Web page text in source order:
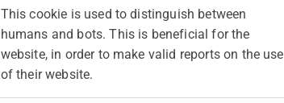
This cookie is used to distinguish between
humans and bots. This is beneficial for the
website, in order to make valid reports on the use
of their website.